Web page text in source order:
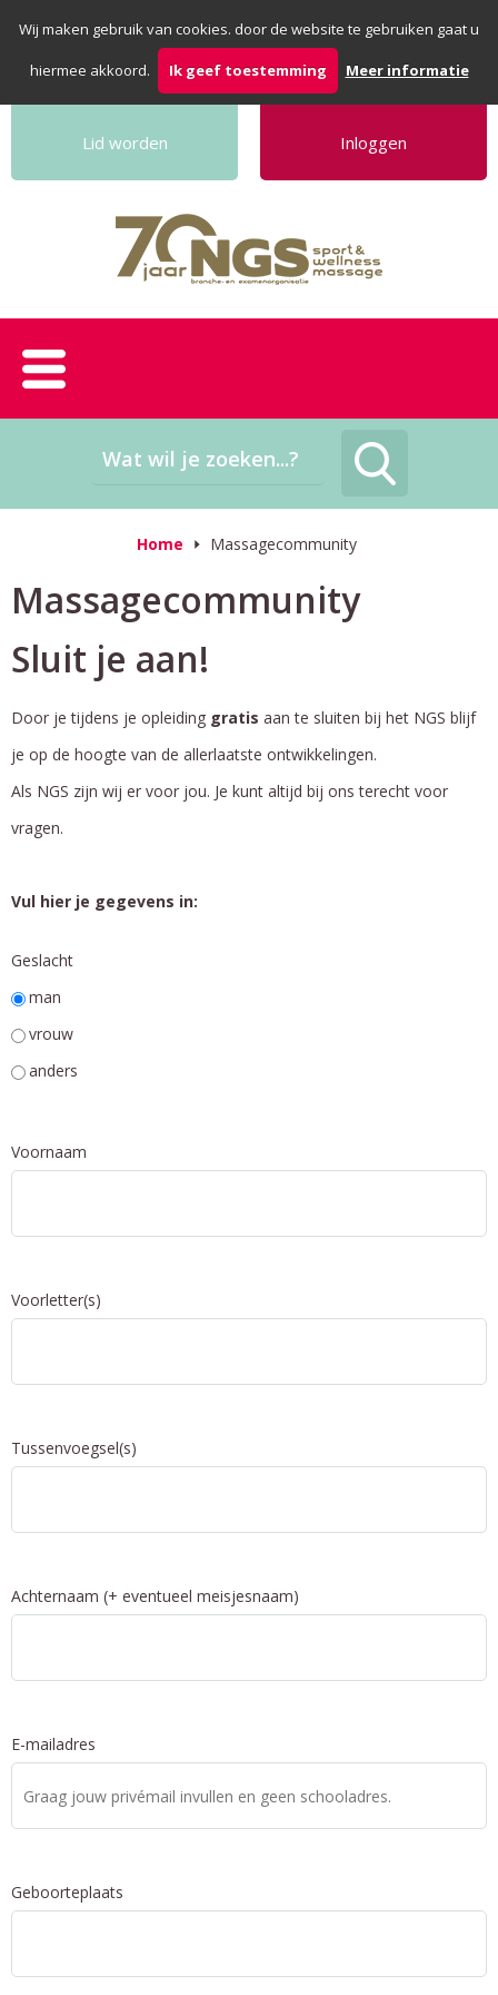
Wij maken gebruik van cookies. door de website te gebruiken gaat u
hiermee akkoord. Ik geef toestemming Meer informatie
Lid worden Inloggen
Home Massagecommunity
Massagecommunity
Sluit je aan!
Door je tijdens je opleiding gratis aan te sluiten bij het NGS blijf
je op de hoogte van de allerlaatste ontwikkelingen.
Als NGS zijn wij er voor jou. Je kunt altijd bij ons terecht voor
vragen.
Vul hier je gegevens in:
Geslacht
man
vrouw
anders
Voornaam
Voorletter(s)
Tussenvoegsel(s)
Achternaam (+ eventueel meisjesnaam)
E-mailadres
Geboorteplaats